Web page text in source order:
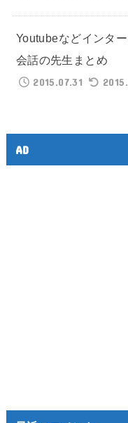
Youtubeなどインタ
会話の先生まとめ
2015.07.31
AD